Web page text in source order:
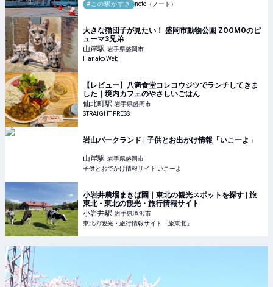
#この駅がすき
note（ノート）
大きな猫団子が見たい！ 盛岡市動物公園 ZOOMOのピ
ューマ3兄弟
山岸駅 岩手県盛岡市
Hanako Web
【レビュー】八満食堂コレコウジツでランチしてきま
した｜境内カフェのやさしいごはん
仙北町駅 岩手県盛岡市
STRAIGHT PRESS
岩山パークランド | 子供とお出かけ情報「いこーよ」
山岸駅 岩手県盛岡市
子供とおでかけ情報サイト いこーよ
小岩井農場まきば園｜東北の観光スポットを探す | 旅
東北 - 東北の観光・旅行情報サイト
小岩井駅 岩手県滝沢市
東北の観光・旅行情報サイト「旅東北」